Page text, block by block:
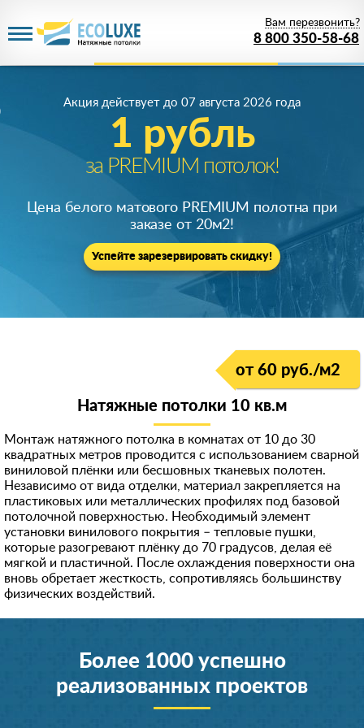
8 800 350-58-68
Вам перезвонить?
1 рубль
за PREMIUM потолок!
Акция действует до 07 августа 2026 года
Цена белого матового PREMIUM полотна при
заказе от 20м2!
Успейте зарезервировать скидку!
Скидка 68%
на все потолки!
премиум по ценеот 1 руб.!
Успейте зарезервировать скидку!
от 60 руб./м2
Натяжные потолки 10 кв.м
Монтаж натяжного потолка в комнатах от 10 до 30
квадратных метров проводится с использованием сварной
виниловой плёнки или бесшовных тканевых полотен.
Независимо от вида отделки, материал закрепляется на
пластиковых или металлических профилях под базовой
потолочной поверхностью. Необходимый элемент
установки винилового покрытия – тепловые пушки,
которые разогревают плёнку до 70 градусов, делая её
мягкой и пластичной. После охлаждения поверхности она
вновь обретает жесткость, сопротивляясь большинству
физических воздействий.
Более 1000 успешно
реализованных проектов